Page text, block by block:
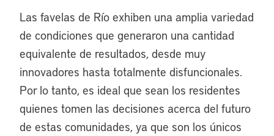
Las favelas de Río exhiben una amplia variedad
de condiciones que generaron una cantidad
equivalente de resultados, desde muy
innovadores hasta totalmente disfuncionales.
Por lo tanto, es ideal que sean los residentes
quienes tomen las decisiones acerca del futuro
de estas comunidades, ya que son los únicos